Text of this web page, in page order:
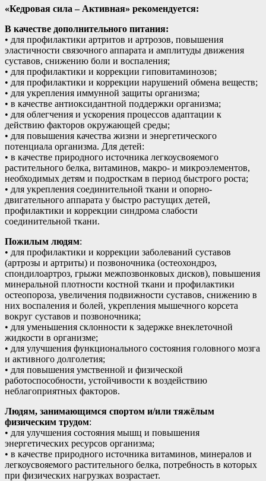
«Кедровая сила – Активная» рекомендуется:
В качестве дополнительного питания:
• для профилактики артритов и артрозов, повышения
эластичности связочного аппарата и амплитуды движения
суставов, снижению боли и воспаления;
• для профилактики и коррекции гиповитаминозов;
• для профилактики и коррекции нарушений обмена веществ;
• для укрепления иммунной защиты организма;
• в качестве антиоксидантной поддержки организма;
• для облегчения и ускорения процессов адаптации к
действию факторов окружающей среды;
• для повышения качества жизни и энергетического
потенциала организма. Для детей:
• в качестве природного источника легкоусвояемого
растительного белка, витаминов, макро- и микроэлементов,
необходимых детям и подросткам в период быстрого роста;
• для укрепления соединительной ткани и опорно-
двигательного аппарата у быстро растущих детей,
профилактики и коррекции синдрома слабости
соединительной ткани.
Пожилым людям:
• для профилактики и коррекции заболеваний суставов
(артрозы и артриты) и позвоночника (остеохондроз,
спондилоартроз, грыжи межпозвонковых дисков), повышения
минеральной плотности костной ткани и профилактики
остеопороза, увеличения подвижности суставов, снижению в
них воспаления и болей, укрепления мышечного корсета
вокруг суставов и позвоночника;
• для уменьшения склонности к задержке внеклеточной
жидкости в организме;
• для улучшения функционального состояния головного мозга
и активного долголетия;
• для повышения умственной и физической
работоспособности, устойчивости к воздействию
неблагоприятных факторов.
Людям, занимающимся спортом и/или тяжёлым
физическим трудом:
• для улучшения состояния мышц и повышения
энергетических ресурсов организма;
• в качестве природного источника витаминов, минералов и
легкоусвояемого растительного белка, потребность в которых
при физических нагрузках возрастает.